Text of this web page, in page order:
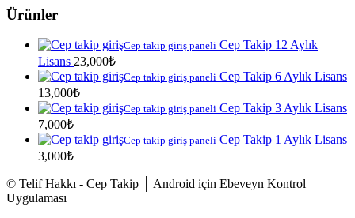
Ürünler
Cep takip giriş paneli Cep Takip 12 Aylık
Lisans 23,000₺
Cep takip giriş paneli Cep Takip 6 Aylık Lisans
13,000₺
Cep takip giriş paneli Cep Takip 3 Aylık Lisans
7,000₺
Cep takip giriş paneli Cep Takip 1 Aylık Lisans
3,000₺
© Telif Hakkı - Cep Takip │ Android için Ebeveyn Kontrol
Uygulaması